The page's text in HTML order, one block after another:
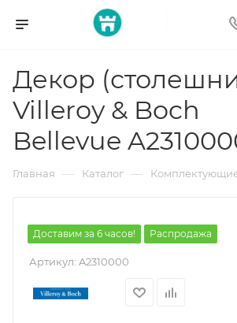
Декор
Villeroy & Boch
Bellevue
Главная — Каталог —
Доставим за 6 часов! Распродажа
Артикул: A2310000